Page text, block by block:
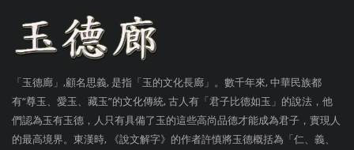
「玉德廊」,顧名思義, 是指「玉的文化長廊」。數千年來, 中華民族都
有“尊玉、愛玉、藏玉”的文化傳統, 古人有「君子比德如玉」的說法，他
們認為玉有玉德，人只有具備了玉的這些高尚品德才能成為君子，實現人
的最高境界。東漢時, 《說文解字》的作者許慎將玉德概括為「仁、義、